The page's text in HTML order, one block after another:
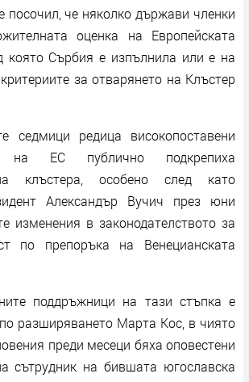
посочил, че няколко държави членки
оценка на Европейската
която Сърбия е изпълнила или е на
за отварянето на Клъстер
седмици редица високопоставени
на ЕС публично подкрепиха
клъстера, особено след като
Александър Вучич през юни
изменения в законодателството за
по препоръка на Венецианската
поддръжници на тази стъпка е
разширяването Марта Кос, в чиято
преди месеци бяха оповестени
сътрудник на бившата югославска